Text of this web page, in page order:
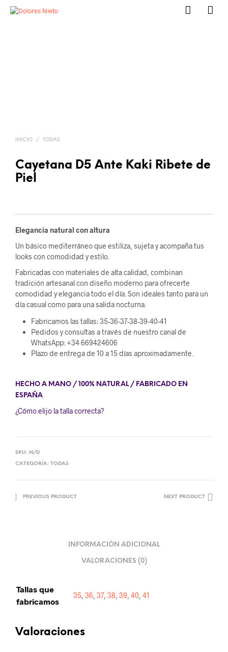
INICIO / TODAS
Cayetana D5 Ante Kaki Ribete de
Piel
Elegancia natural con altura
Un básico mediterráneo que estiliza, sujeta y acompaña tus
looks con comodidad y estilo.
Fabricadas con materiales de alta calidad, combinan
tradición artesanal con diseño moderno para ofrecerte
comodidad y elegancia todo el día. Son ideales tanto para un
día casual como para una salida nocturna.
Fabricamos las tallas: 35-36-37-38-39-40-41
Pedidos y consultas a través de nuestro canal de
WhatsApp: +34 669424606
Plazo de entrega de 10 a 15 días aproximadamente.
HECHO A MANO / 100% NATURAL / FABRICADO EN
ESPAÑA
¿Cómo elijo la talla correcta?
SKU: N/D
CATEGORÍA: TODAS
PREVIOUS PRODUCT NEXT PRODUCT
INFORMACIÓN ADICIONAL
VALORACIONES (0)
Tallas que
fabricamos
35 36 37 38 39 40 41
Valoraciones